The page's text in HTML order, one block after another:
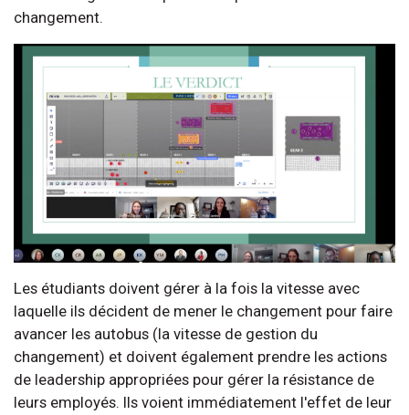
changement.
Les étudiants doivent gérer à la fois la vitesse avec
laquelle ils décident de mener le changement pour faire
avancer les autobus (la vitesse de gestion du
changement) et doivent également prendre les actions
de leadership appropriées pour gérer la résistance de
leurs employés. Ils voient immédiatement l'effet de leur